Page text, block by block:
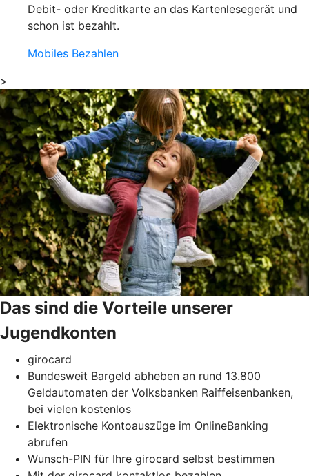
Debit- oder Kreditkarte an das Kartenlesegerät und
schon ist bezahlt.
Mobiles Bezahlen
>
Das sind die Vorteile unserer
Jugendkonten
girocard
Bundesweit Bargeld abheben an rund 13.800
Geldautomaten der Volksbanken Raiffeisenbanken,
bei vielen kostenlos
Elektronische Kontoauszüge im OnlineBanking
abrufen
Wunsch-PIN für Ihre girocard selbst bestimmen